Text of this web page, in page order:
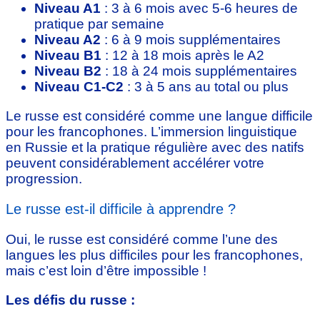
Niveau A1 : 3 à 6 mois avec 5-6 heures de
pratique par semaine
Niveau A2 : 6 à 9 mois supplémentaires
Niveau B1 : 12 à 18 mois après le A2
Niveau B2 : 18 à 24 mois supplémentaires
Niveau C1-C2 : 3 à 5 ans au total ou plus
Le russe est considéré comme une langue difficile
pour les francophones. L’immersion linguistique
en Russie et la pratique régulière avec des natifs
peuvent considérablement accélérer votre
progression.
Le russe est-il difficile à apprendre ?
Oui, le russe est considéré comme l’une des
langues les plus difficiles pour les francophones,
mais c’est loin d’être impossible !
Les défis du russe :